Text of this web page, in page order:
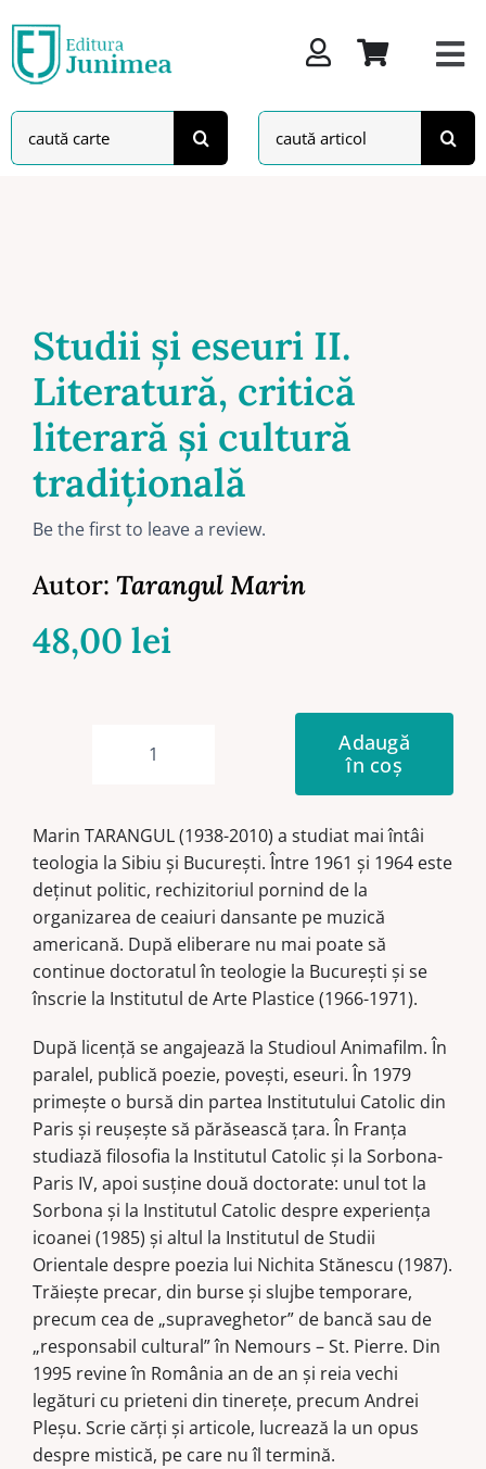
to
content
Search
for:
Search
for:
Studii și eseuri II.
Literatură, critică
literară și cultură
tradițională
Be the first to leave a review.
Autor: Tarangul Marin
48,00 lei
Cantitate
eseuri
II.
Literatură,
critică
literară
și
cultură
tradițională
Adaugă
în coș
Marin TARANGUL (1938-2010) a studiat mai întâi
teologia la Sibiu și București. Între 1961 și 1964 este
deținut politic, rechizitoriul pornind de la
organizarea de ceaiuri dansante pe muzică
americană. După eliberare nu mai poate să
continue doctoratul în teologie la București și se
înscrie la Institutul de Arte Plastice (1966-1971).
După licență se angajează la Studioul Animafilm. În
paralel, publică poezie, povești, eseuri. În 1979
primește o bursă din partea Institutului Catolic din
Paris și reușește să părăsească țara. În Franța
studiază filosofia la Institutul Catolic și la Sorbona-
Paris IV, apoi susține două doctorate: unul tot la
Sorbona și la Institutul Catolic despre experiența
icoanei (1985) și altul la Institutul de Studii
Orientale despre poezia lui Nichita Stănescu (1987).
Trăiește precar, din burse și slujbe temporare,
precum cea de „supraveghetor” de bancă sau de
„responsabil cultural” în Nemours – St. Pierre. Din
1995 revine în România an de an și reia vechi
legături cu prieteni din tinerețe, precum Andrei
Pleșu. Scrie cărți și articole, lucrează la un opus
despre mistică, pe care nu îl termină.